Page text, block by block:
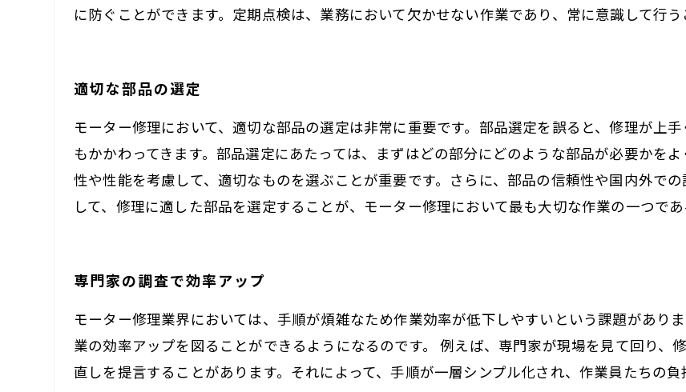
に防ぐことができます。定期点検は、業務において欠かせない作業であり、常に意識して行う
適切な部品の選定
モーター修理において、適切な部品の選定は非常に重要です。部品選定を誤ると、修理が上
もかかわってきます。部品選定にあたっては、まずはどの部分にどのような部品が必要かを
性や性能を考慮して、適切なものを選ぶことが重要です。さらに、部品の信頼性や国内外で
して、修理に適した部品を選定することが、モーター修理において最も大切な作業の一つで
専門家の調査で効率アップ
モーター修理業界においては、手順が煩雑なため作業効率が低下しやすいという課題があり
業の効率アップを図ることができるようになるのです。 例えば、専門家が現場を見て回り、
直しを提言することがあります。それによって、手順が一層シンプル化され、作業員たちの